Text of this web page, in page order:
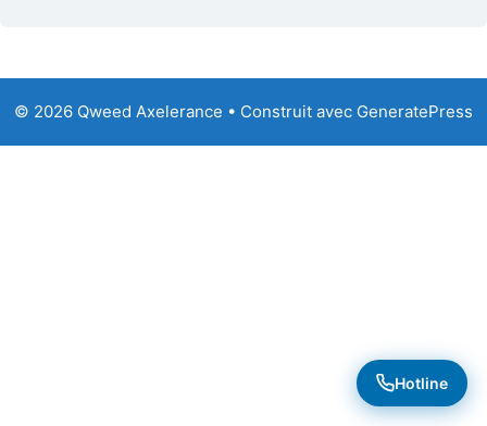
© 2026 Qweed Axelerance • Construit avec GeneratePress
Hotline